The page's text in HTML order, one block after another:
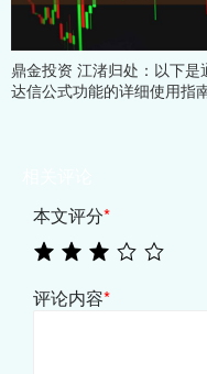
鼎金投资 江渚归处：以下是
达信公式功能的详细使用指
本文评分*
评论内容*